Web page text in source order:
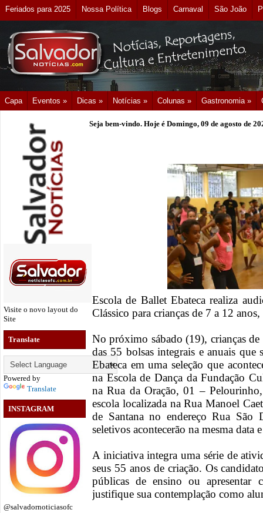
Feriados para 2025 Nossa Política Blogs Carnaval São João
Capa Eventos » Dicas » Notícias » Colunas » Gastronomia »
Visite o novo layout do
Site
Translate
Powered by
Translate
INSTAGRAM
@salvadornoticiasofc
Seja bem-vindo. Hoje é Domingo, 09 de agosto de
Escola de Ballet Ebateca realiza
Clássico para crianças de 7 a 12
No próximo sábado (19), crianças
das 55 bolsas integrais e anuais que
Ebateca em uma seleção que
na Escola de Dança da Fundação
na Rua da Oração, 01 –
escola localizada na Rua Manoel
de Santana no endereço Rua São
seletivos acontecerão na mesma data
A iniciativa integra uma série de
seus 55 anos de criação. Os
públicas de ensino ou apresentar
justifique sua contemplação como